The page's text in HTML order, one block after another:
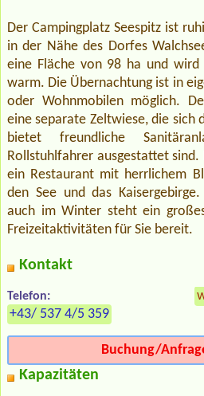
Der Campingplatz Seespitz ist
in der Nähe des Dorfes
eine Fläche von 98 ha und wird
warm. Die Übernachtung ist in
oder Wohnmobilen möglich.
eine separate Zeltwiese, die sich
bietet freundliche
Rollstuhlfahrer ausgestattet
ein Restaurant mit herrlichem
den See und das
auch im Winter steht ein
Freizeitaktivitäten für Sie bereit.
Kontakt
Telefon:
+43/ 537 4/5 359
Buchung/
Kapazitäten